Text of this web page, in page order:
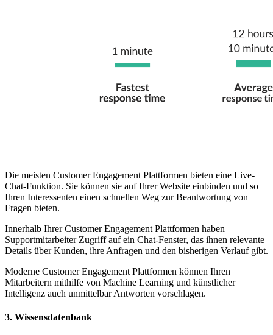
Die meisten Customer Engagement Plattformen bieten eine Live-
Chat-Funktion. Sie können sie auf Ihrer Website einbinden und so
Ihren Interessenten einen schnellen Weg zur Beantwortung von
Fragen bieten.
Innerhalb Ihrer Customer Engagement Plattformen haben
Supportmitarbeiter Zugriff auf ein Chat-Fenster, das ihnen relevante
Details über Kunden, ihre Anfragen und den bisherigen Verlauf gibt.
Moderne Customer Engagement Plattformen können Ihren
Mitarbeitern mithilfe von Machine Learning und künstlicher
Intelligenz auch unmittelbar Antworten vorschlagen.
3. Wissensdatenbank